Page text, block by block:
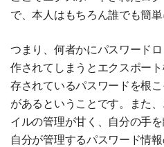
で、本人はもちろん誰でも簡単
つまり、何者かにパスワード
作されてしまうとエクスポー
存されているパスワードを根
があるということです。また
イルの管理が甘く、自分の手
自分が管理するパスワード情